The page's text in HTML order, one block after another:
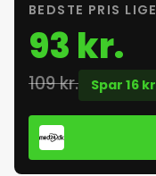
BEDSTE PRIS
93 kr.
109 kr. Spar 16